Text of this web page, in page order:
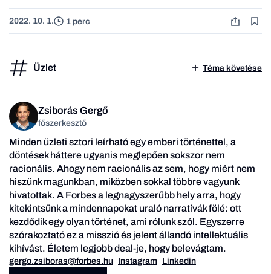
2022. 10. 1. 1 perc
Üzlet Téma követése
Zsiborás Gergő
főszerkesztő
Minden üzleti sztori leírható egy emberi történettel, a
döntések háttere ugyanis meglepően sokszor nem
racionális. Ahogy nem racionális az sem, hogy miért nem
hiszünk magunkban, miközben sokkal többre vagyunk
hivatottak. A Forbes a legnagyszerűbb hely arra, hogy
kitekintsünk a mindennapokat uraló narratívák fölé: ott
kezdődik egy olyan történet, ami rólunk szól. Egyszerre
szórakoztató ez a misszió és jelent állandó intellektuális
kihívást. Életem legjobb deal-je, hogy belevágtam.
gergo.zsiboras@forbes.hu Instagram Linkedin